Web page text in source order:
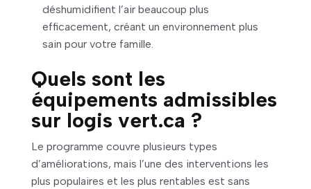
déshumidifient l’air beaucoup plus
efficacement, créant un environnement plus
sain pour votre famille.
Quels sont les
équipements admissibles
sur logis vert.ca ?
Le programme couvre plusieurs types
d’améliorations, mais l’une des interventions les
plus populaires et les plus rentables est sans